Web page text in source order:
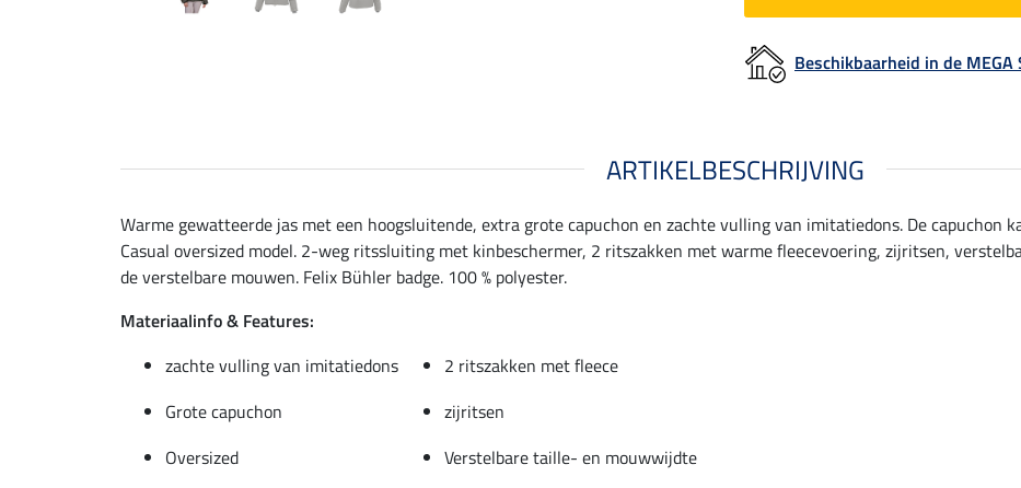
Beschikbaarheid in de MEGA
ARTIKELBESCHRIJVING
Warme gewatteerde jas met een hoogsluitende, extra grote capuchon en zachte vulling van imitatiedons. De capuchon
Casual oversized model. 2-weg ritssluiting met kinbeschermer, 2 ritszakken met warme fleecevoering, zijritsen,
de verstelbare mouwen. Felix Bühler badge. 100 % polyester.
Materiaalinfo & Features:
zachte vulling van imitatiedons
2 ritszakken met fleece
Grote capuchon
zijritsen
Oversized
Verstelbare taille- en mouwwijdte